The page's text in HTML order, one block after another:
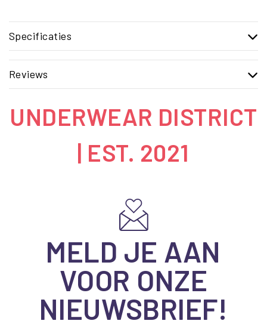
Specificaties
Reviews
UNDERWEAR DISTRICT
| EST. 2021
MELD JE AAN
VOOR ONZE
NIEUWSBRIEF!